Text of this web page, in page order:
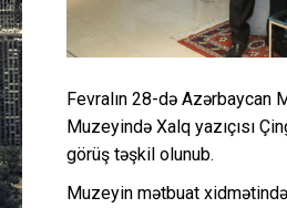
Fevralın 28-də Azərbaycan
Muzeyində Xalq yazıçısı
görüş təşkil olunub.
Muzeyin mətbuat